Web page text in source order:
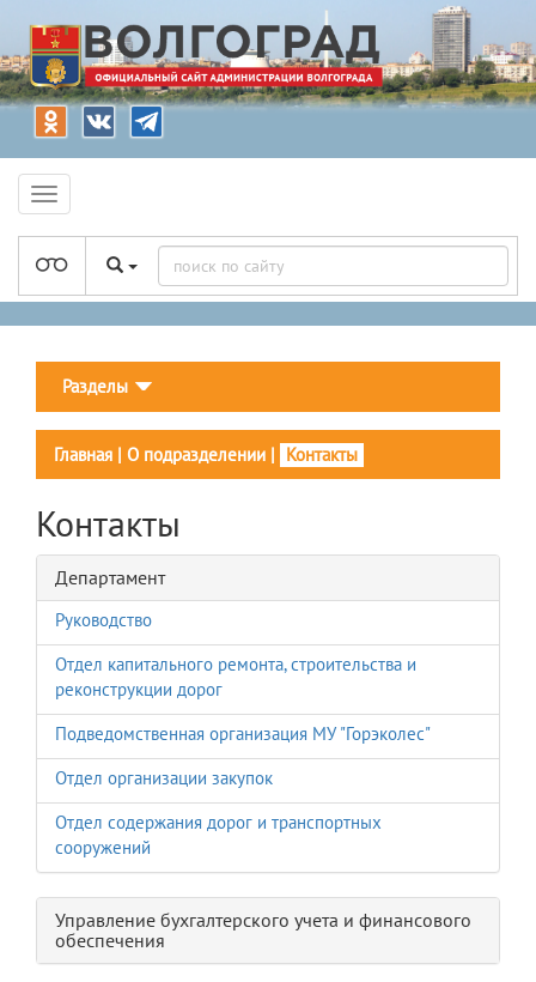
Разделы
Главная | О подразделении | Контакты
Контакты
Департамент
Руководство
Отдел капитального ремонта, строительства и
реконструкции дорог
Подведомственная организация МУ "Горэколес"
Отдел организации закупок
Отдел содержания дорог и транспортных
сооружений
Управление бухгалтерского учета и финансового
обеспечения